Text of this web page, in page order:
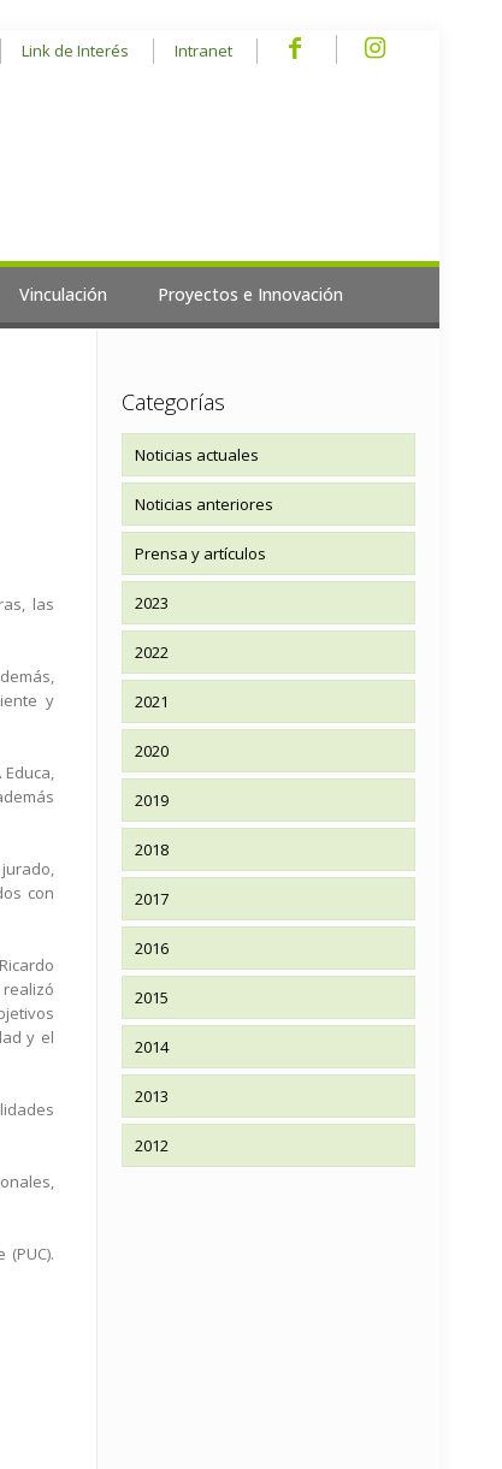
Link de Interés Intranet
Vinculación Proyectos e Innovación
las
y
con
y el
Categorías
Noticias actuales
Noticias anteriores
Prensa y artículos
2023
2022
2021
2020
2019
2018
2017
2016
2015
2014
2013
2012